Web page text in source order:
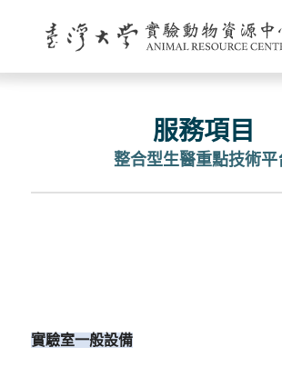
服務項目
整合型生醫重點技術平
實驗室一般設備